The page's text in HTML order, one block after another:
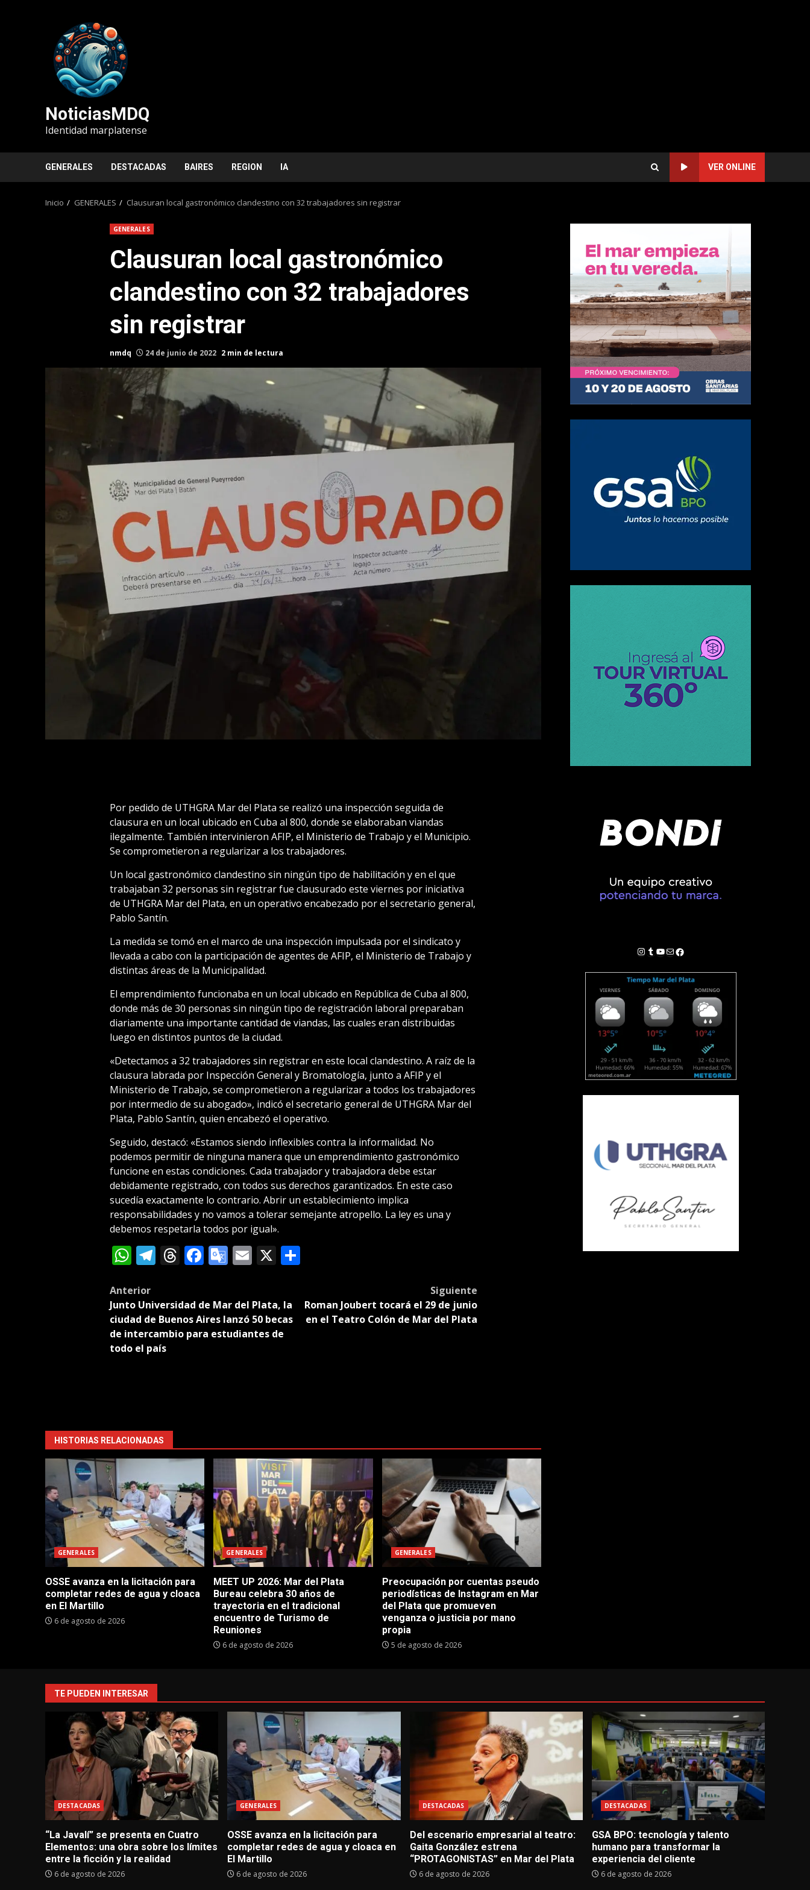
NoticiasMDQ
Identidad marplatense
GENERALES DESTACADAS BAIRES REGION IA VER ONLINE
Inicio GENERALES Clausuran local gastronómico clandestino con 32 trabajadores sin registrar
GENERALES
Clausuran local gastronómico
clandestino con 32 trabajadores
sin registrar
nmdq 24 de junio de 2022 2 min de lectura
Por pedido de UTHGRA Mar del Plata se realizó una inspección seguida de
clausura en un local ubicado en Cuba al 800, donde se elaboraban viandas
ilegalmente. También intervinieron AFIP, el Ministerio de Trabajo y el Municipio.
Se comprometieron a regularizar a los trabajadores.
Un local gastronómico clandestino sin ningún tipo de habilitación y en el que
trabajaban 32 personas sin registrar fue clausurado este viernes por iniciativa
de UTHGRA Mar del Plata, en un operativo encabezado por el secretario general,
Pablo Santín.
La medida se tomó en el marco de una inspección impulsada por el sindicato y
llevada a cabo con la participación de agentes de AFIP, el Ministerio de Trabajo y
distintas áreas de la Municipalidad.
El emprendimiento funcionaba en un local ubicado en República de Cuba al 800,
donde más de 30 personas sin ningún tipo de registración laboral preparaban
diariamente una importante cantidad de viandas, las cuales eran distribuidas
luego en distintos puntos de la ciudad.
«Detectamos a 32 trabajadores sin registrar en este local clandestino. A raíz de la
clausura labrada por Inspección General y Bromatología, junto a AFIP y el
Ministerio de Trabajo, se comprometieron a regularizar a todos los trabajadores
por intermedio de su abogado», indicó el secretario general de UTHGRA Mar del
Plata, Pablo Santín, quien encabezó el operativo.
Seguido, destacó: «Estamos siendo inflexibles contra la informalidad. No
podemos permitir de ninguna manera que un emprendimiento gastronómico
funcione en estas condiciones. Cada trabajador y trabajadora debe estar
debidamente registrado, con todos sus derechos garantizados. En este caso
sucedía exactamente lo contrario. Abrir un establecimiento implica
responsabilidades y no vamos a tolerar semejante atropello. La ley es una y
debemos respetarla todos por igual».
WhatsApp
Telegram
Threads
Facebook
Google
Email
X Compartir
Post
navigation
Anterior
Junto Universidad de Mar del Plata, la
ciudad de Buenos Aires lanzó 50 becas
de intercambio para estudiantes de
todo el país
Siguiente
Roman Joubert tocará el 29 de junio
en el Teatro Colón de Mar del Plata
HISTORIAS RELACIONADAS
GENERALES
OSSE avanza en la licitación para
completar redes de agua y cloaca
en El Martillo
6 de agosto de 2026
GENERALES
MEET UP 2026: Mar del Plata
Bureau celebra 30 años de
trayectoria en el tradicional
encuentro de Turismo de
Reuniones
6 de agosto de 2026
GENERALES
Preocupación por cuentas pseudo
periodísticas de Instagram en Mar
del Plata que promueven
venganza o justicia por mano
propia
5 de agosto de 2026
Instagram
Tumblr
YouTube
Correo electrónico
Facebook
TE PUEDEN INTERESAR
DESTACADAS
“La Javalí” se presenta en Cuatro
Elementos: una obra sobre los límites
entre la ficción y la realidad
6 de agosto de 2026
GENERALES
OSSE avanza en la licitación para
completar redes de agua y cloaca en
El Martillo
6 de agosto de 2026
DESTACADAS
Del escenario empresarial al teatro:
Gaita González estrena
“PROTAGONISTAS” en Mar del Plata
6 de agosto de 2026
DESTACADAS
GSA BPO: tecnología y talento
humano para transformar la
experiencia del cliente
6 de agosto de 2026